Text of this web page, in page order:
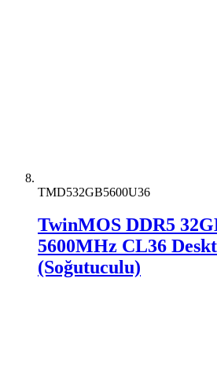
TMD532GB5600U36
TwinMOS DDR5
5600MHz CL36
(Soğutuculu)